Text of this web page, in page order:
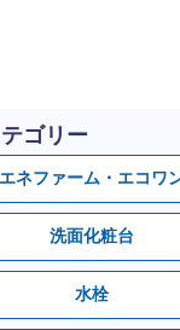
ゴリー
エネファーム・エコワ
洗面化粧台
水栓